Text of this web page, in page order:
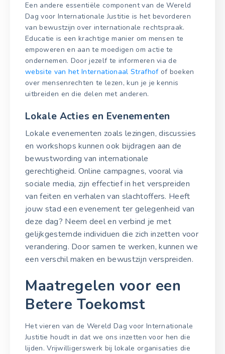
Een andere essentiële component van de Wereld
Dag voor Internationale Justitie is het bevorderen
van bewustzijn over internationale rechtspraak.
Educatie is een krachtige manier om mensen te
empoweren en aan te moedigen om actie te
ondernemen. Door jezelf te informeren via de
website van het Internationaal Strafhofof boeken
over mensenrechten te lezen, kun je je kennis
uitbreiden en die delen met anderen.
Lokale Acties en Evenementen
Lokale evenementen zoals lezingen, discussies
en workshops kunnen ook bijdragen aan de
bewustwording van internationale
gerechtigheid. Online campagnes, vooral via
sociale media, zijn effectief in het verspreiden
van feiten en verhalen van slachtoffers. Heeft
jouw stad een evenement ter gelegenheid van
deze dag? Neem deel en verbind je met
gelijkgestemde individuen die zich inzetten voor
verandering. Door samen te werken, kunnen we
een verschil maken en bewustzijn verspreiden.
Maatregelen voor een
Betere Toekomst
Het vieren van de Wereld Dag voor Internationale
Justitie houdt in dat we ons inzetten voor hen die
lijden. Vrijwilligerswerk bij lokale organisaties die